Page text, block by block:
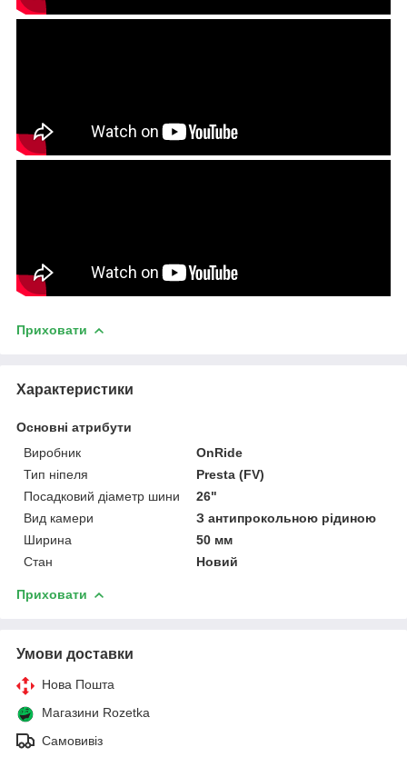
Приховати
Характеристики
Основні атрибути
Виробник
OnRide
Тип ніпеля
Presta (FV)
Посадковий діаметр шини
26"
Вид камери
З антипрокольною рідиною
Ширина
50 мм
Стан
Новий
Приховати
Умови доставки
Нова Пошта
Магазини Rozetka
Самовивіз